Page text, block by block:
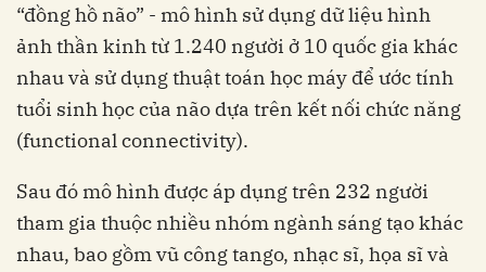
“đồng hồ não” - mô hình sử dụng dữ liệu hình
ảnh thần kinh từ 1.240 người ở 10 quốc gia khác
nhau và sử dụng thuật toán học máy để ước tính
tuổi sinh học của não dựa trên kết nối chức năng
(functional connectivity).
Sau đó mô hình được áp dụng trên 232 người
tham gia thuộc nhiều nhóm ngành sáng tạo khác
nhau, bao gồm vũ công tango, nhạc sĩ, họa sĩ và